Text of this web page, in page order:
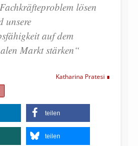
lösen
unsere
auf dem
Markt stärken“
Katharina Pratesi
teilen
teilen